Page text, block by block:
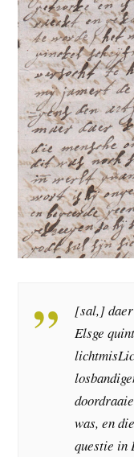
[sal,] daer
Elsge
was, en
questie in